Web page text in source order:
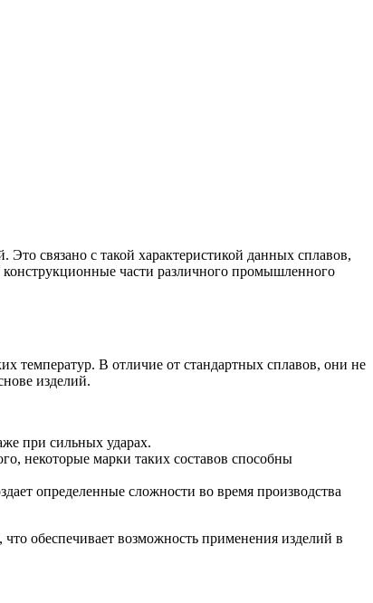
связано с такой характеристикой данных сплавов,
части различного промышленного
температур. В отличие от стандартных сплавов, они не
изделий.
при сильных ударах.
некоторые марки таких составов способны
определенные сложности во время производства
обеспечивает возможность применения изделий в